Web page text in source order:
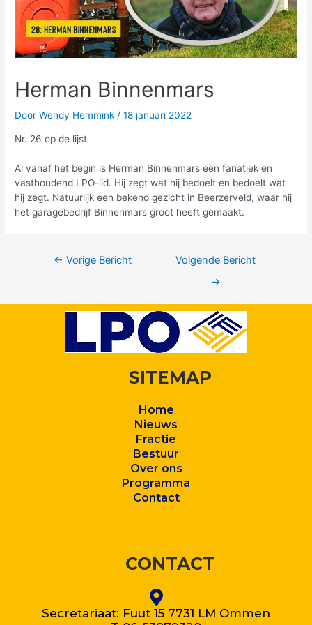
Herman Binnenmars
DoorWendy Hemmink /18 januari 2022
Nr. 26 op de lijst
Al vanaf het begin is Herman Binnenmars een fanatiek en
vasthoudend LPO-lid. Hij zegt wat hij bedoelt en bedoelt wat
hij zegt. Natuurlijk een bekend gezicht in Beerzerveld, waar hij
het garagebedrijf Binnenmars groot heeft gemaakt.
← Vorige Bericht
Volgende Bericht
→
SITEMAP
Home
Nieuws
Fractie
Bestuur
Over ons
Programma
Contact
CONTACT
Secretariaat: Fuut 15 7731 LM Ommen